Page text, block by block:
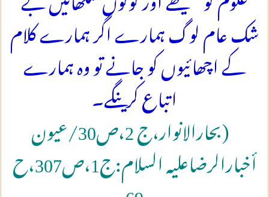
شک عام لوگ ہمارے اگر ہمارے کلام
کے اچھائیوں کو جانے تو وہ ہمارے
اتباع کرینگے۔
(بحارالانوار،ج 2،ص30/عيون
أخبارالرضاعليه ‏السلام:ج1،ص307،ح